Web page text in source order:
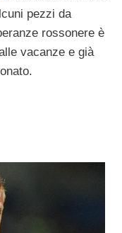
pezzi da
rossonere è
vacanze e già